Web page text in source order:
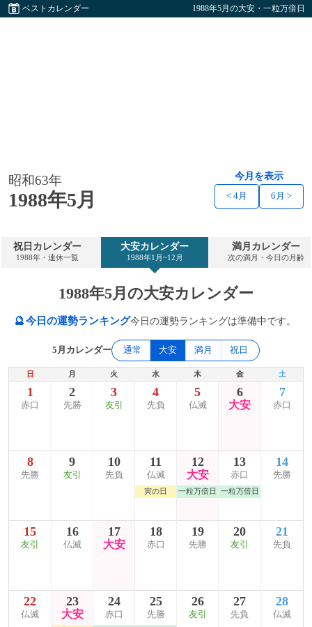
ベストカレンダー 1988年5月の大安・一粒万倍日
昭和63年
1988年5月
今月を表示
< 4月 6月 >
祝日カレンダー
1988年・連休一覧
大安カレンダー
1988年1月~12月
満月カレンダー
次の満月・今日の月齢
1988年5月の大安カレンダー
🔮今日の運勢ランキング今日の運勢ランキングは準備中です。
5月カレンダー 通常 大安 満月 祝日
日 月 火 水 木 金 土
1
赤口
2
先勝
3
友引
4
先負
5
仏滅
6
大安
7
赤口
8
先勝
9
友引
10
先負
11
仏滅
寅の日
12
大安
一粒万倍日
13
赤口
一粒万倍日
14
先勝
15
友引
16
仏滅
17
大安
18
赤口
19
先勝
20
友引
21
先負
22
仏滅
23
大安
24
赤口
25
先勝
26
友引
27
先負
28
仏滅